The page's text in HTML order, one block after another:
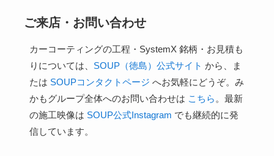
ご来店・お問い合わせ
カーコーティングの工程・SystemX 銘柄・お見積も
りについては、 SOUP（徳島）公式サイト から、ま
たは SOUPコンタクトページ へお気軽にどうぞ。み
かもグループ全体へのお問い合わせは こちら 。最新
の施工映像は SOUP公式Instagram でも継続的に発
信しています。